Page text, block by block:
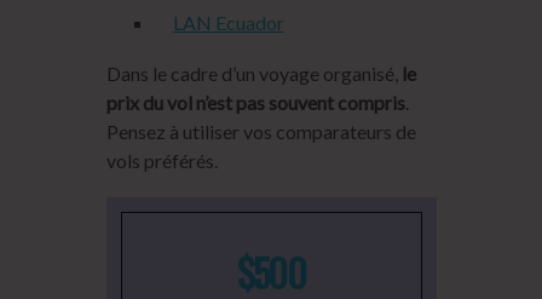
LAN Ecuador
Dans le cadre d’un voyage organisé, le
prix du vol n’est pas souvent compris.
Pensez à utiliser vos comparateurs de
vols préférés.
$500